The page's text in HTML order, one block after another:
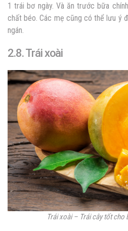
1 trái bơ ngày. Và ăn trước bữa
chất béo. Các mẹ cũng có thể lưu ý
ngán.
2.8. Trái xoài
Trái xoài – Trái cây tốt cho